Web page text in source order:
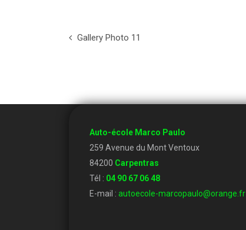
Gallery Photo 11
Auto-école Marco Paulo
259 Avenue du Mont Ventoux
84200 Carpentras
Tél : 04 90 67 06 48
E-mail : autoecole-marcopaulo@orange.fr